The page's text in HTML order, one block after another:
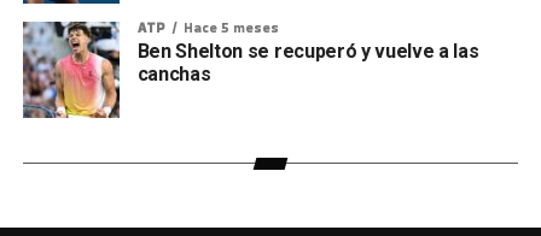
ATP Hace 5 meses
Ben Shelton se recuperó y vuelve a las
canchas